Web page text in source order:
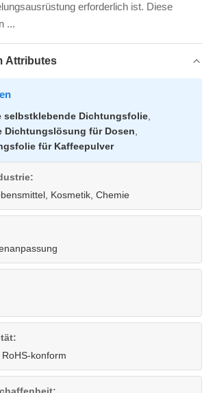
erforderlich ist. Diese
...
Attributes
selbstklebende Dichtungsfolie,
Dichtungslösung für Dosen,
für Kaffeepulver
Kosmetik, Chemie
konform